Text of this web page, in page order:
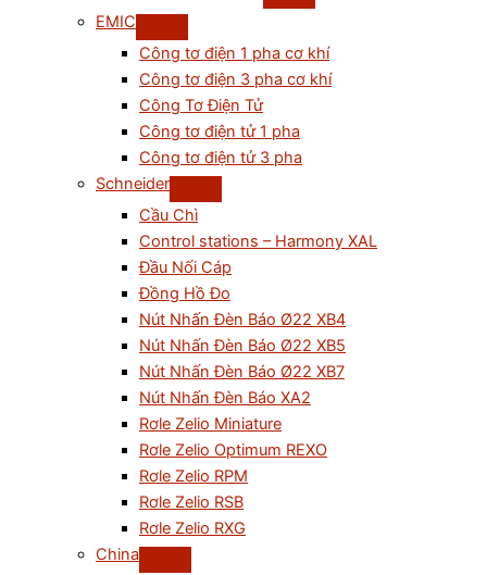
EMIC
Công tơ điện 1 pha cơ khí
Công tơ điện 3 pha cơ khí
Công Tơ Điện Tử
Công tơ điện tử 1 pha
Công tơ điện tử 3 pha
Schneider
Cầu Chì
Control stations – Harmony XAL
Đầu Nối Cáp
Đồng Hồ Đo
Nút Nhấn Đèn Báo Ø22 XB4
Nút Nhấn Đèn Báo Ø22 XB5
Nút Nhấn Đèn Báo Ø22 XB7
Nút Nhấn Đèn Báo XA2
Rơle Zelio Miniature
Rơle Zelio Optimum REXO
Rơle Zelio RPM
Rơle Zelio RSB
Rơle Zelio RXG
China